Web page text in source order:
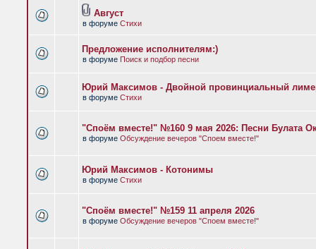
Август
в форуме Стихи
Предложение исполнителям:)
в форуме Поиск и подбор песни
Юрий Максимов - Двойной провинциальный
в форуме Стихи
"Споём вместе!" №160 9 мая 2026: Песни Булата
в форуме Обсуждение вечеров "Споем вместе!"
Юрий Максимов - Котонимы
в форуме Стихи
"Споём вместе!" №159 11 апреля 2026
в форуме Обсуждение вечеров "Споем вместе!"